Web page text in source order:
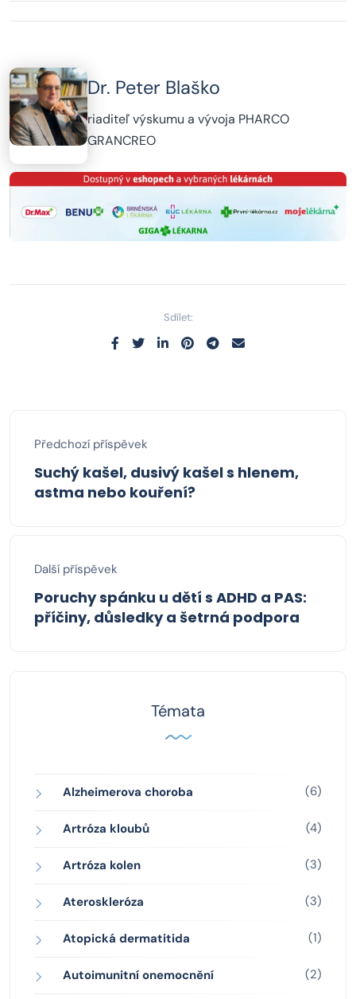
Dr. Peter Blaško
riaditeľ výskumu a vývoja PHARCO
GRANCREO
Sdílet:
Předchozí příspěvek
Suchý kašel, dusivý kašel s hlenem,
astma nebo kouření?
Další příspěvek
Poruchy spánku u dětí s ADHD a PAS:
příčiny, důsledky a šetrná podpora
Témata
Alzheimerova choroba (6)
Artróza kloubů (4)
Artróza kolen (3)
Ateroskleróza (3)
Atopická dermatitida (1)
Autoimunitní onemocnění (2)